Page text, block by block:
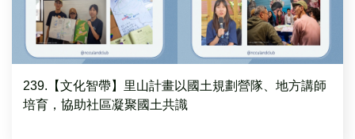
239.【文化智帶】里山計畫以國土規劃營隊、地方講師
培育，協助社區凝聚國土共識